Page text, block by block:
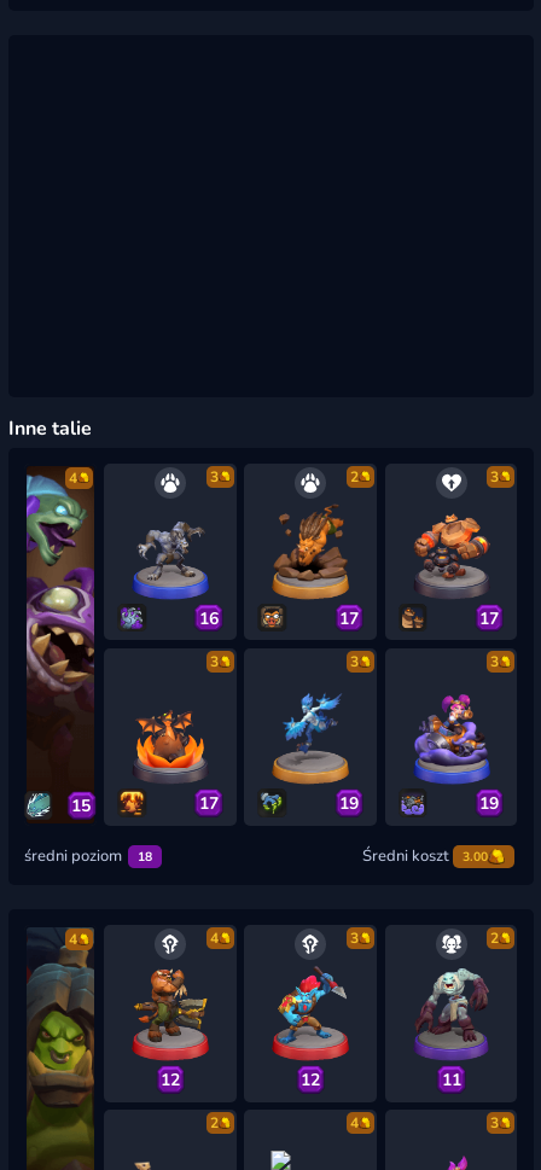
Inne talie
4
15
3
16
2
17
3
17
3
17
3
19
3
19
średni poziom 18 Średni koszt 3.00
4 4
12
3
12
2
11
2 4 3